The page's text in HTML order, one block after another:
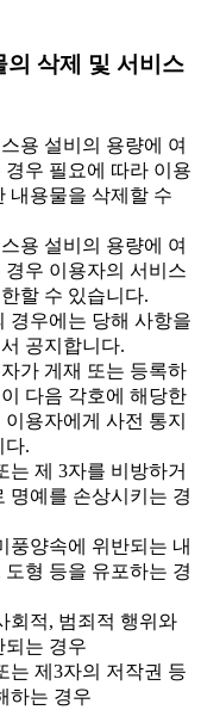
의 삭제 및 서비스
용 설비의 용량에 여
우 필요에 따라 이용
내용물을 삭제할 수
용 설비의 용량에 여
우 이용자의 서비스
할 수 있습니다.
경우에는 당해 사항을
공지합니다.
가 게재 또는 등록하
다음 각호에 해당한
용자에게 사전 통지
다.
는 제 3자를 비방하거
명예를 손상시키는 경
풍양속에 위반되는 내
도형 등을 유포하는 경
회적, 범죄적 행위와
되는 경우
는 제3자의 저작권 등
하는 경우